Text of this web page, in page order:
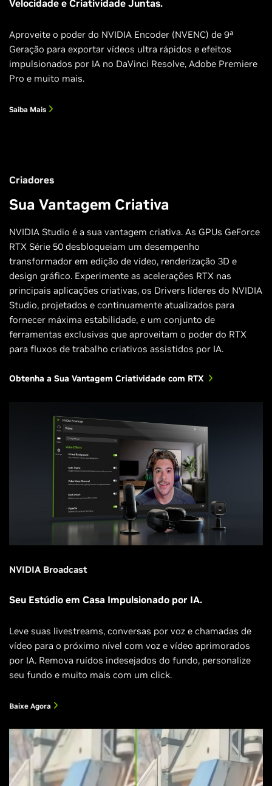
Velocidade e Criatividade Juntas.
Aproveite o poder do NVIDIA Encoder (NVENC) de 9ª
Geração para exportar vídeos ultra rápidos e efeitos
impulsionados por IA no DaVinci Resolve, Adobe Premiere
Pro e muito mais.
Saiba Mais
Criadores
Sua Vantagem Criativa
NVIDIA Studio é a sua vantagem criativa. As GPUs GeForce
RTX Série 50 desbloqueiam um desempenho
transformador em edição de vídeo, renderização 3D e
design gráfico. Experimente as acelerações RTX nas
principais aplicações criativas, os Drivers líderes do NVIDIA
Studio, projetados e continuamente atualizados para
fornecer máxima estabilidade, e um conjunto de
ferramentas exclusivas que aproveitam o poder do RTX
para fluxos de trabalho criativos assistidos por IA.
Obtenha a Sua Vantagem Criatividade com RTX
NVIDIA Broadcast
Seu Estúdio em Casa Impulsionado por IA.
Leve suas livestreams, conversas por voz e chamadas de
vídeo para o próximo nível com voz e vídeo aprimorados
por IA. Remova ruídos indesejados do fundo, personalize
seu fundo e muito mais com um click.
Baixe Agora